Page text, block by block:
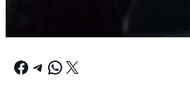
Facebook Telegram WhatsApp X